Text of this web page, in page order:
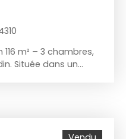
m² – 3 chambres,
Située dans un